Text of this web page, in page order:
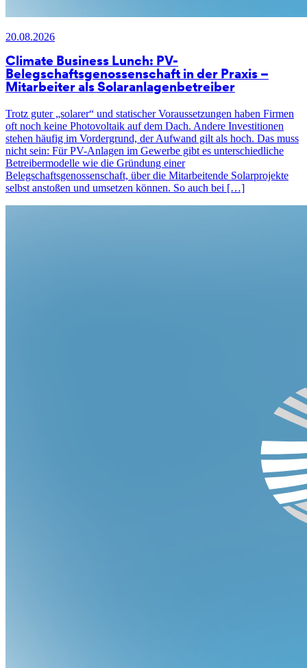
20.08.2026
Climate Business Lunch: PV-
Belegschaftsgenossenschaft in der Praxis –
Mitarbeiter als Solaranlagenbetreiber
Trotz guter „solarer“ und statischer Voraussetzungen haben Firmen
oft noch keine Photovoltaik auf dem Dach. Andere Investitionen
stehen häufig im Vordergrund, der Aufwand gilt als hoch. Das muss
nicht sein: Für PV-Anlagen im Gewerbe gibt es unterschiedliche
Betreibermodelle wie die Gründung einer
Belegschaftsgenossenschaft, über die Mitarbeitende Solarprojekte
selbst anstoßen und umsetzen können. So auch bei […]